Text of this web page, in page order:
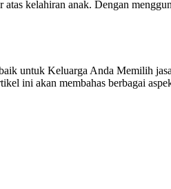
kelahiran anak. Dengan
untuk Keluarga Anda Memilih
ini akan membahas berbagai